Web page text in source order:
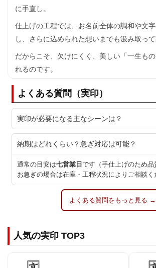
に手直し。
仕上げの工程では、お名前全体の調和や文
し、さらに込められた想いまでも汲み取って
だからこそ、欠けにくく、美しい「一生も
れるのです。
よくある質問（実印）
実印が必要になる主なシーンは？
納期はどれくらい？急ぎ対応は可能？
通常の目安は七営業日 です（手仕上げのため品
お急ぎの場合は在庫・工程状況によりご相談く
よくある質問をもっと見る →
人気の実印 TOP3